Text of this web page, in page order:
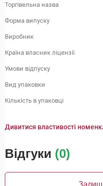
Торгівельна назва
Форма випуску
Виробник
Країна власник ліцензії
Умови відпуску
Вид упаковки
Кількість в упаковці
Дивитися властивості
Відгуки (0)